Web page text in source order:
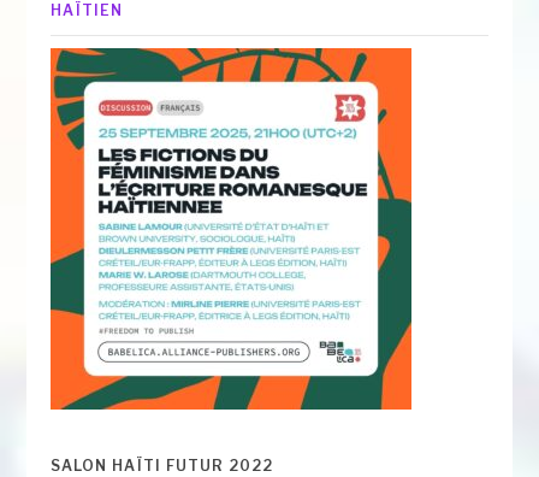
HAÏTIEN
SALON HAÏTI FUTUR 2022